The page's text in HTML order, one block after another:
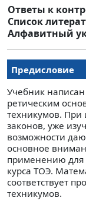
Ответы к
Список
Алфавитный
Предисловие
Учебник
ретическим
технику­мов. При
законов, уже
возможности
основное
применению для
курса ТОЭ.
соответствует
техникумов.